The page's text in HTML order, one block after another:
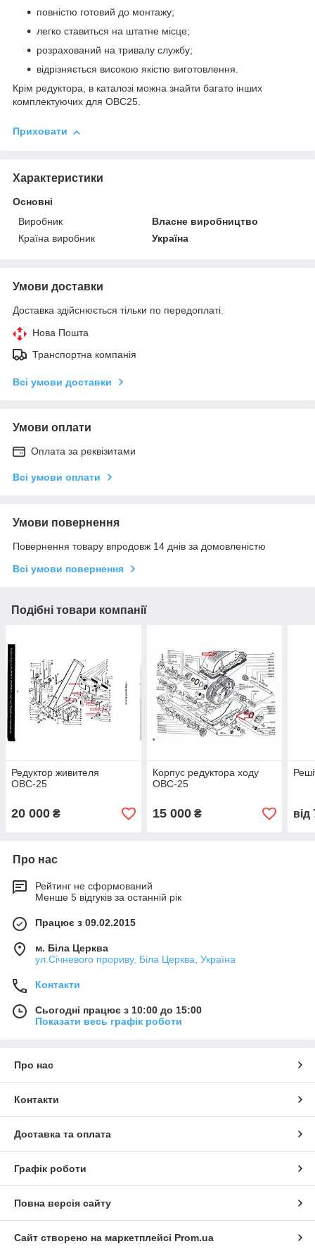
повністю готовий до монтажу;
легко ставиться на штатне місце;
розрахований на тривалу службу;
відрізняється високою якістю виготовлення.
Крім редуктора, в каталозі можна знайти багато інших
комплектуючих для ОВС25.
Приховати
Характеристики
Основні
Виробник
Власне виробництво
Країна виробник
Україна
Умови доставки
Доставка здійснюється тільки по передоплаті.
Нова Пошта
Транспортна компанія
Всі умови доставки
Умови оплати
Оплата за реквізитами
Всі умови оплати
Умови повернення
Повернення товару впродовж 14 днів за домовленістю
Всі умови повернення
Подібні товари компанії
Редуктор живителя
ОВС-25
20 000 ₴
Корпус редуктора ходу
ОВС-25
15 000₴ від
Про нас
Рейтинг не сформований
Менше 5 відгуків за останній рік
Працює з 09.02.2015
м. Біла Церква
ул.Січневого прориву, Біла Церква, Україна
Контакти
Сьогодні працює з 10:00 до 15:00
Показати весь графік роботи
Про нас
Контакти
Доставка та оплата
Графік роботи
Повна версія сайту
Сайт створено на маркетплейсі Prom.ua